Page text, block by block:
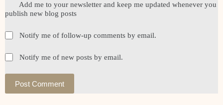
Add me to your newsletter and keep me updated whenever you
publish new blog posts
Notify me of follow-up comments by email.
Notify me of new posts by email.
Post Comment